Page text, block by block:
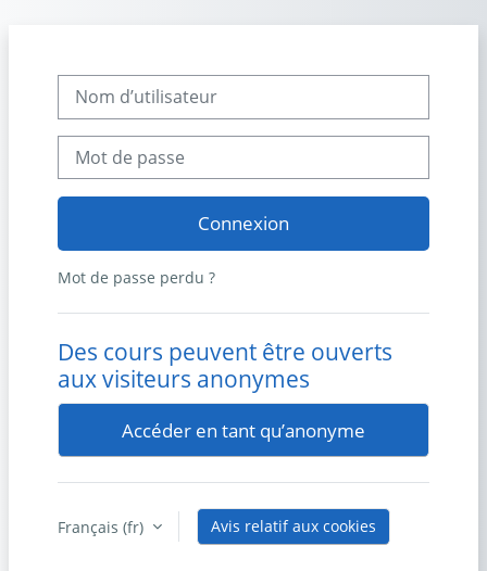
Nom d’utilisateur
Mot de passe
Connexion
Mot de passe perdu ?
Des cours peuvent être ouverts
aux visiteurs anonymes
Accéder en tant qu’anonyme
Français ‎(fr)‎ Avis relatif aux cookies